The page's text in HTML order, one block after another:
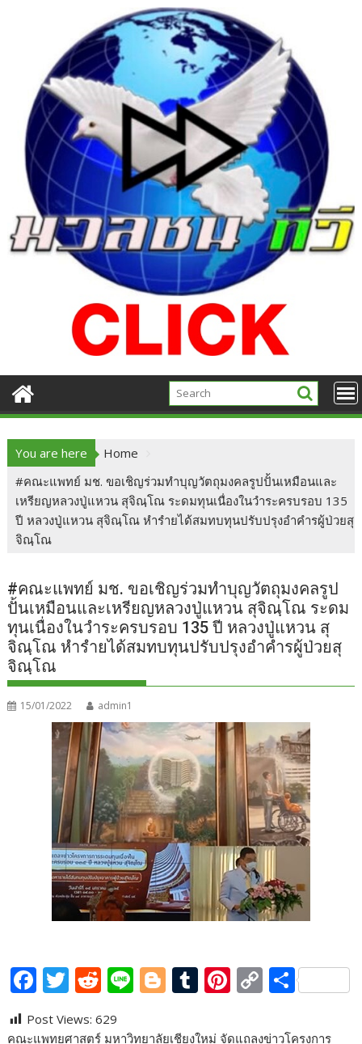
You are here
Home
#คณะแพทย์ มช. ขอเชิญร่วมทําบุญวัตถุมงคลรูปปั้นเหมือนและ
เหรียญหลวงปู่แหวน สุจิณฺโณ ระดมทุนเนื่องในวําระครบรอบ 135
ปี หลวงปู่แหวน สุจิณฺโณ หํารํายได้สมทบทุนปรับปรุงอําคํารผู้ป่วยสุ
จิณฺโณ
#คณะแพทย์ มช. ขอเชิญร่วมทําบุญวัตถุมงคลรูป
ปั้นเหมือนและเหรียญหลวงปู่แหวน สุจิณฺโณ ระดม
ทุนเนื่องในวําระครบรอบ 135 ปี หลวงปู่แหวน สุ
จิณฺโณ หํารํายได้สมทบทุนปรับปรุงอําคํารผู้ป่วยสุ
จิณฺโณ
15/01/2022 admin1
F
e
T
itt
R
d
Li
e
Bl
g
T
m
Pi
er
C
p
S
ar
Post Views: 629
คณะแพทยศาสตร์ มหาวิทยาลัยเชียงใหม่ จัดแถลงข่าวโครงการ